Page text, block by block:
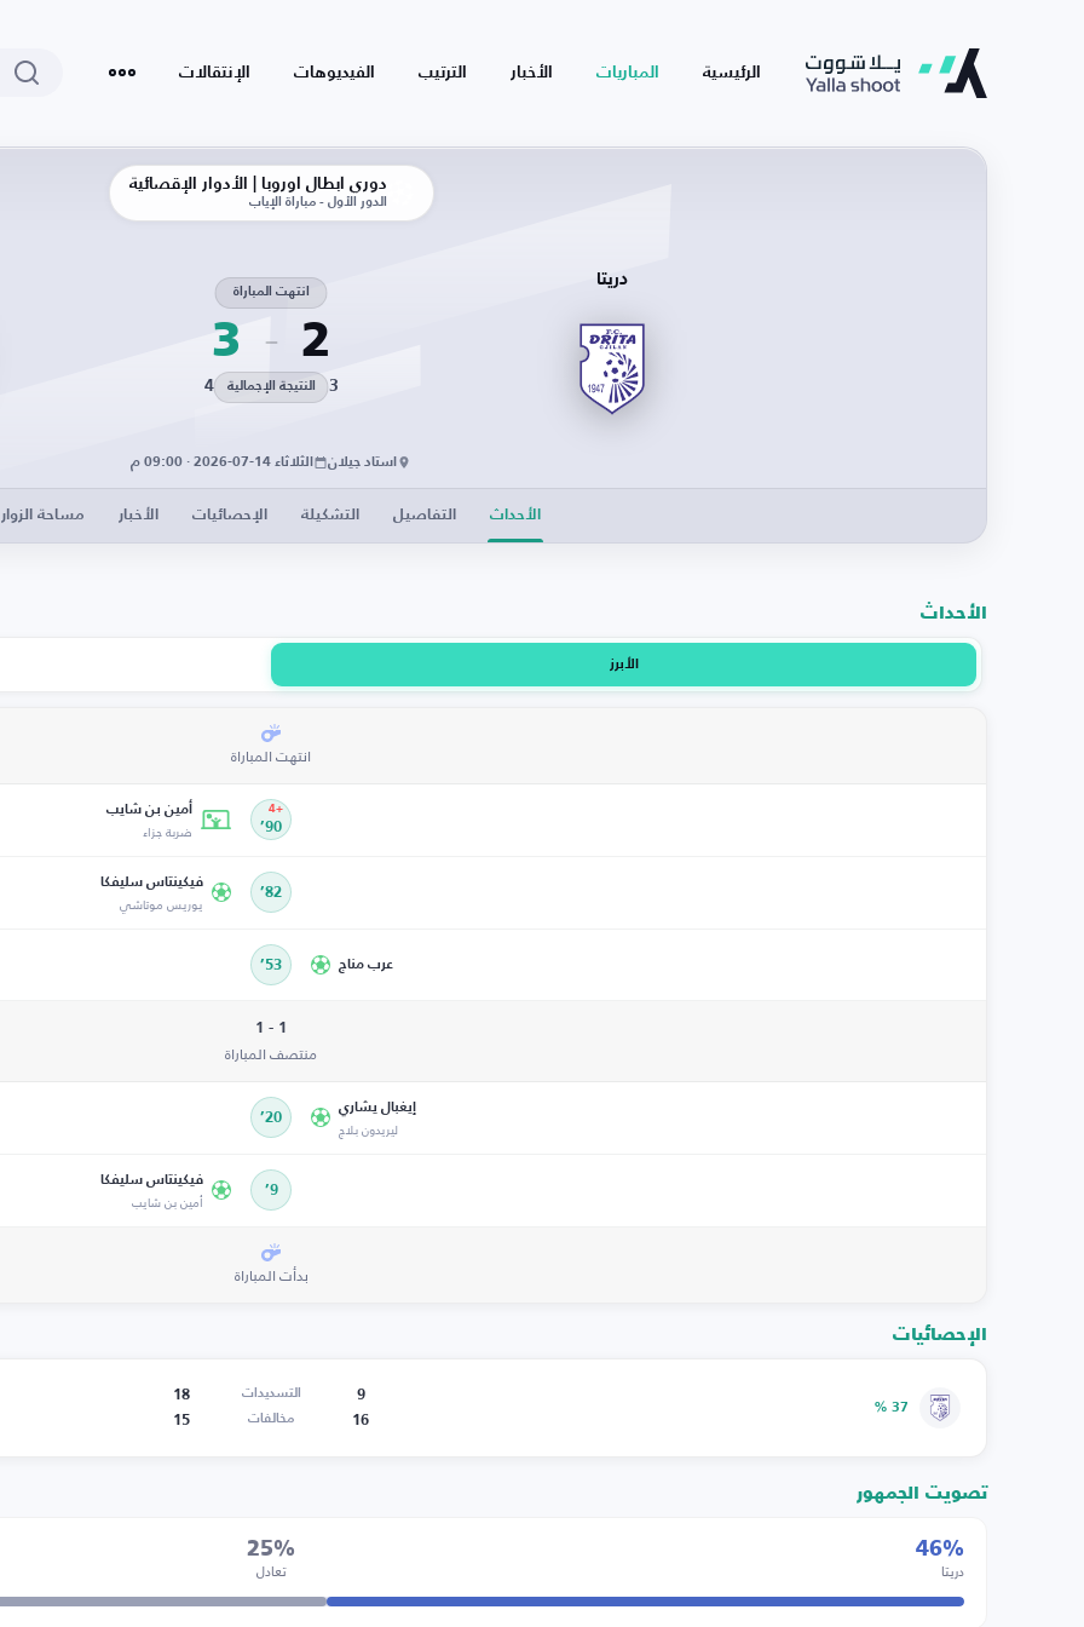
الرئيسية المباريات الأخبار الترتيب الفيديوهات الإنتقالات
دوري أبطال أوروبا | الأدوار الإقصائية
الدور الأول - مباراة الإياب
دريتا
2
انتهت المباراة
3
3 النتيجة الإجمالية 4
استاد جيلان الثلاثاء 14-07-2026 · 09:00 م
الأحداث التفاصيل التشكيلة الإحصائيات الأخبار مساحة الزوار
الأحداث
الأبرز
انتهت المباراة
90’
+4 أمين بن شايب
ضربة جزاء
82’
فيكينتاس سليفكا
يوريس موتاشي
عرب مناج 53’
1 - 1
منتصف المباراة
إيغبال يشاري
ليريدون بلاج 20’
9’
فيكينتاس سليفكا
أمين بن شايب
بدأت المباراة
الإحصائيات
37 %
9 التسديدات
18
16
مخالفات 15
تصويت الجمهور
46%
دريتا
25%
تعادل